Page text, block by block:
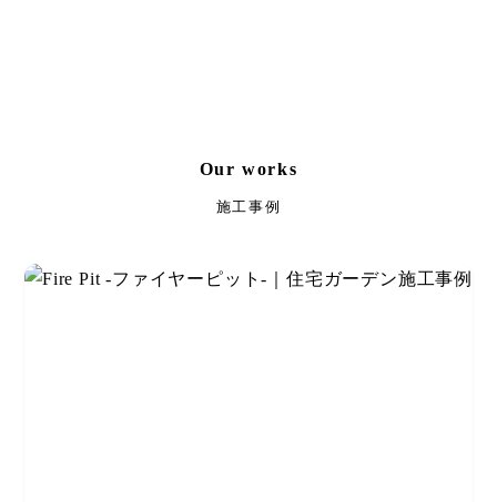
Our works
施工事例